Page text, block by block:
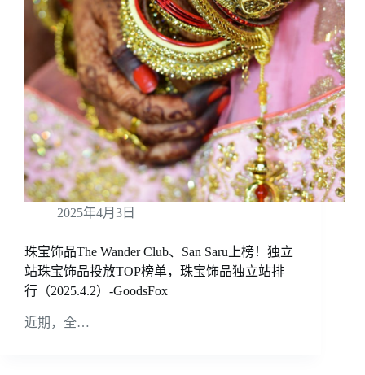
2025年4月3日
珠宝饰品The Wander Club、San Saru上榜！独立
站珠宝饰品投放TOP榜单，珠宝饰品独立站排
行（2025.4.2）-GoodsFox
近期，全…